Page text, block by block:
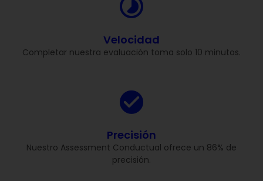
Velocidad
Completar nuestra evaluación toma solo 10 minutos.
Precisión
Nuestro Assessment Conductual ofrece un 86% de
precisión.